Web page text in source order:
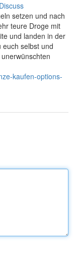
Discuss
setzen und nach
teure Droge mit
und landen in der
euch selbst und
kaufen-options-